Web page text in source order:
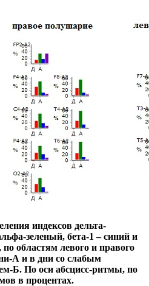
индексов дельта-
зеленый, бета-1 – синий и
областям левого и правого
А и в дни со слабым
Б. По оси абсцисс-ритмы, по
в процентах.